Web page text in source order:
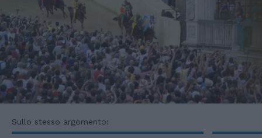
Sullo stesso argomento: